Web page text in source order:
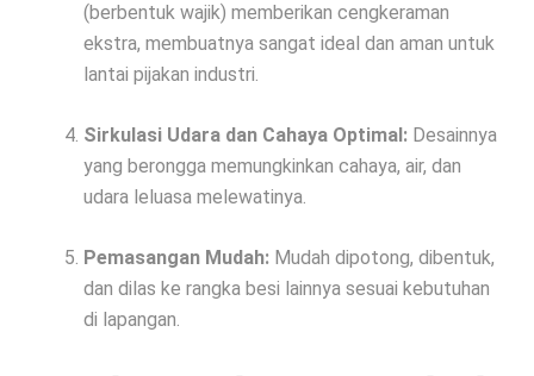
(berbentuk wajik) memberikan cengkeraman
ekstra, membuatnya sangat ideal dan aman untuk
lantai pijakan industri.
Sirkulasi Udara dan Cahaya Optimal: Desainnya
yang berongga memungkinkan cahaya, air, dan
udara leluasa melewatinya.
Pemasangan Mudah: Mudah dipotong, dibentuk,
dan dilas ke rangka besi lainnya sesuai kebutuhan
di lapangan.